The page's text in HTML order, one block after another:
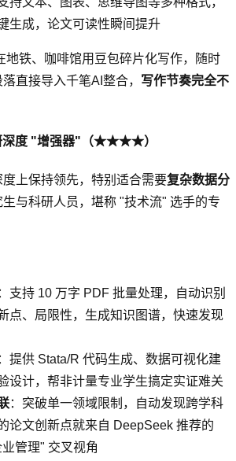
生成，论文可读性瞬间提升
地铁、咖啡馆用豆包碎片化写作，随时
直接导入千笔AI整合， 写作节奏完全不
深度 "增强器"（★★★★）
上保持领先，特别适合需要复杂数据分
生与科研人员，堪称 "技术流" 选手的专
：支持 10 万字 PDF 批量处理，自动识别
点、局限性，生成知识图谱，快速发现
：提供 Stata/R 代码生成、数据可视化建
设计，帮非计量专业学生搞定实证难关
：突破单一领域限制，自动发现跨学科
论文创新点就来自 DeepSeek 推荐的
管理" 交叉视角